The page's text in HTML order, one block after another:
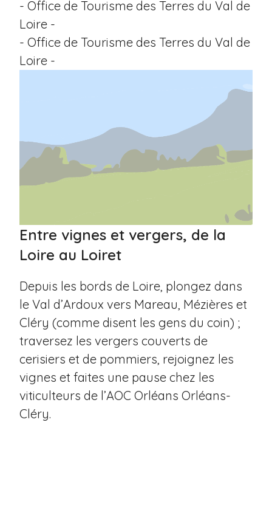
- Office de Tourisme des Terres du Val de
Loire -
- Office de Tourisme des Terres du Val de
Loire -
Entre vignes et vergers, de la
Loire au Loiret
Depuis les bords de Loire, plongez dans
le Val d’Ardoux vers Mareau, Mézières et
Cléry (comme disent les gens du coin) ;
traversez les vergers couverts de
cerisiers et de pommiers, rejoignez les
vignes et faites une pause chez les
viticulteurs de l’AOC Orléans Orléans-
Cléry.